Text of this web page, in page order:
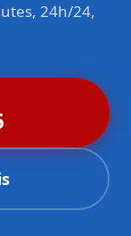
24h/24,